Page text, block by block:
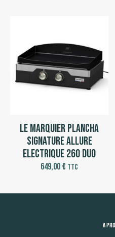
Le Marquier Plancha
Signature Allure
Electrique 260 DUO
649,00€ TTC
A